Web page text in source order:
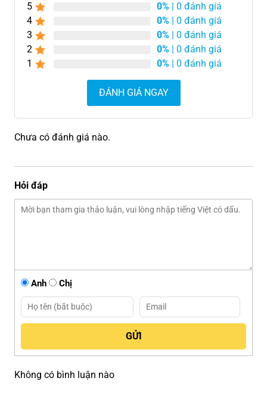
5 0% | 0 đánh giá
4
0% | 0 đánh giá
3
0% | 0 đánh giá
2
0% | 0 đánh giá
1
0% | 0 đánh giá
ĐÁNH GIÁ NGAY
Chưa có đánh giá nào.
Hỏi đáp
Anh Chị
Không có bình luận nào